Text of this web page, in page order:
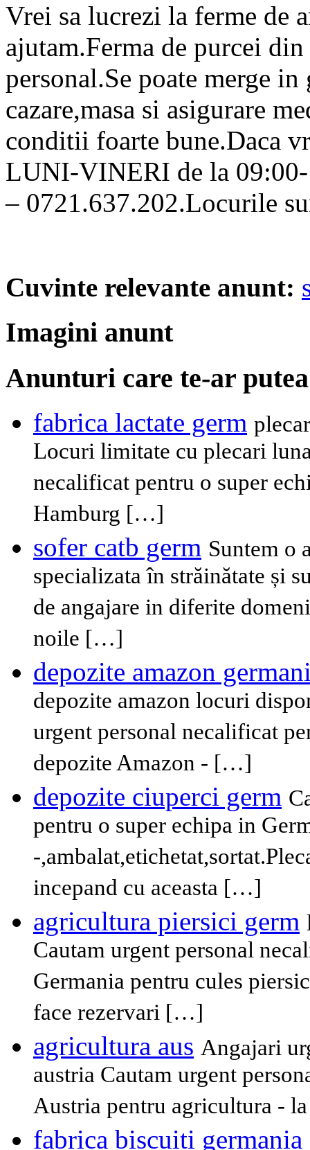
Vrei sa lucrezi la ferme de
ajutam.Ferma de purcei
personal.Se poate merge
cazare,masa si asigurare
conditii foarte bune.Daca
LUNI-VINERI de la
– 0721.637.202.Locurile
Cuvinte relevante anunt:
Imagini anunt
Anunturi care te-ar
fabrica lactate germ
Locuri limitate cu plecari
necalificat pentru o super
Hamburg […]
sofer catb germ Suntem o
specializata în străinătate și
de angajare in diferite
noile […]
depozite amazon
depozite amazon locuri
urgent personal necalificat
depozite Amazon - […]
depozite ciuperci germ
pentru o super echipa in
-
incepand cu aceasta […]
agricultura piersici germ
Cautam urgent personal
Germania pentru cules
face rezervari […]
agricultura aus Angajari
austria Cautam urgent
Austria pentru agricultura -
fabrica biscuiti germania